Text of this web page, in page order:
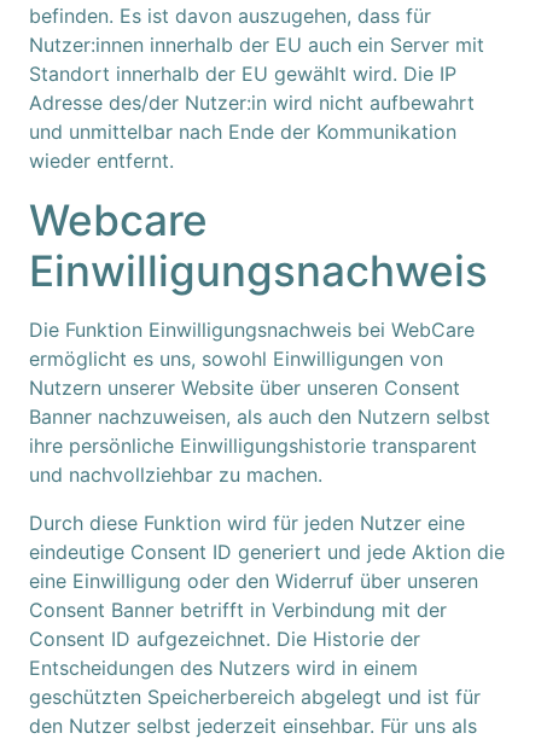
befinden. Es ist davon auszugehen, dass für
Nutzer:innen innerhalb der EU auch ein Server mit
Standort innerhalb der EU gewählt wird. Die IP
Adresse des/der Nutzer:in wird nicht aufbewahrt
und unmittelbar nach Ende der Kommunikation
wieder entfernt.
Webcare
Einwilligungsnachweis
Die Funktion Einwilligungsnachweis bei WebCare
ermöglicht es uns, sowohl Einwilligungen von
Nutzern unserer Website über unseren Consent
Banner nachzuweisen, als auch den Nutzern selbst
ihre persönliche Einwilligungshistorie transparent
und nachvollziehbar zu machen.
Durch diese Funktion wird für jeden Nutzer eine
eindeutige Consent ID generiert und jede Aktion die
eine Einwilligung oder den Widerruf über unseren
Consent Banner betrifft in Verbindung mit der
Consent ID aufgezeichnet. Die Historie der
Entscheidungen des Nutzers wird in einem
geschützten Speicherbereich abgelegt und ist für
den Nutzer selbst jederzeit einsehbar. Für uns als